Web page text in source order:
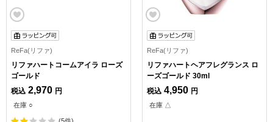
ReFa(リファ)
リファハートコームアイラ ローズ
ゴールド
税込 2,970 円
在庫 ○
ReFa(リファ)
リファハートヘアフレグランス ロ
ーズゴールド 30ml
税込 4,950 円
在庫 △